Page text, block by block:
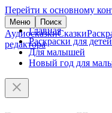
Перейти к основному
Меню Поиск
АудиосказкиСказки
редактора
Главная
Раскраски для детей
Для малышей
Новый год для